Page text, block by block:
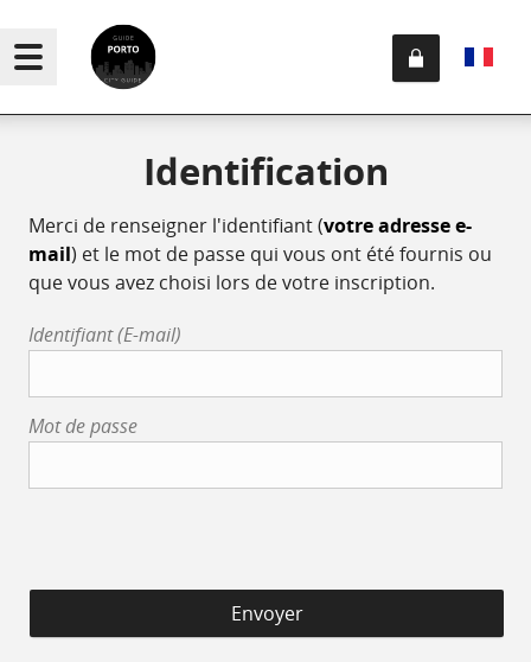
Identification
Merci de renseigner l'identifiant (votre adresse e-
mail) et le mot de passe qui vous ont été fournis ou
que vous avez choisi lors de votre inscription.
Identifiant (E-mail)
Mot de passe